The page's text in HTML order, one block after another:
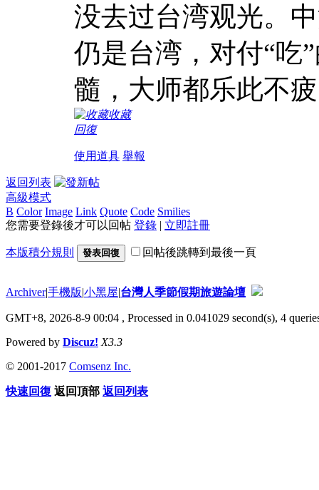
没去过台湾观光。
仍是台湾，对付“吃
髓，大师都乐此不
收藏
回復
使用道具 舉報
返回列表
高級模式
B Color Image Link Quote Code Smilies
您需要登錄後才可以回帖 登錄 | 立即註冊
本版積分規則 發表回復 回帖後跳轉到最後一頁
Archiver|手機版|小黑屋|台灣人季節假期旅遊論壇
GMT+8, 2026-8-9 00:04 , Processed in 0.041029 second(s), 4
Powered by Discuz! X3.3
© 2001-2017 Comsenz Inc.
快速回復 返回頂部 返回列表